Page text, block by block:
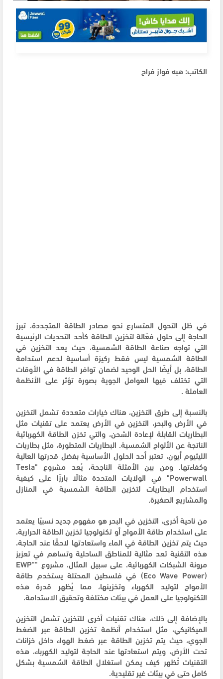
الكاتب: هبه فواز فراح
في ظل التحول المتسارع نحو مصادر الطاقة المتجددة، تبرز
الحاجة إلى حلول فعّالة لتخزين الطاقة كأحد التحديات الرئيسية
التي تواجه صناعة الطاقة الشمسية، حيث يعد التخزين في
الطاقة الشمسية ليس فقط ركيزة أساسية لدعم استدامة
الطاقة، بل أيضًا الحل الوحيد لضمان توافر الطاقة في الأوقات
التي تختلف فيها العوامل الجوية بصورة تؤثر على الأنظمة
العاملة .
بالنسبة إلى طرق التخزين، هناك خيارات متعددة تشمل التخزين
في الأرض والبحر، التخزين في الأرض يعتمد على تقنيات مثل
البطاريات القابلة لإعادة الشحن، والتي تخزن الطاقة الكهربائية
الناتجة عن الألواح الشمسية. البطاريات المتطورة، مثل بطاريات
الليثيوم أيون، تعتبر أحد الحلول الأساسية بفضل قدرتها العالية
وكفاءتها. ومن بين الأمثلة الناجحة، يُعد مشروع "Tesla
Powerwall" في الولايات المتحدة مثالًا بارزًا على كيفية
استخدام البطاريات لتخزين الطاقة الشمسية في المنازل
والمشاريع الصغيرة.
من ناحية أخرى، التخزين في البحر هو مفهوم جديد نسبيًا يعتمد
على استخدام طاقة الأمواج أو تكنولوجيا تخزين الطاقة الحرارية،
حيث يتم تخزين الطاقة في الماء واستعادتها لاحقًا عند الحاجة،
هذه التقنية تعد مثالية للمناطق الساحلية وتساهم في تعزيز
مرونة الشبكات الكهربائية، على سبيل المثال، مشروع "EWP"
(Eco Wave Power) في فلسطين المحتلة يستخدم طاقة
الأمواج لتوليد الكهرباء وتخزينها، مما يُظهر قدرة هذه
التكنولوجيا على العمل في بيئات مختلفة وتحقيق الاستدامة.
بالإضافة إلى ذلك، هناك تقنيات أخرى للتخزين تشمل التخزين
الميكانيكي، مثل استخدام أنظمة تخزين الطاقة عبر الضغط
الجوي، حيث يتم تخزين الطاقة عبر ضغط الهواء داخل خزانات
تحت الأرض، ويتم استعادتها عند الحاجة لتوليد الكهرباء، هذه
التقنيات تُظهر كيف يمكن استغلال الطاقة الشمسية بشكل
كامل حتى في بيئات غير تقليدية.